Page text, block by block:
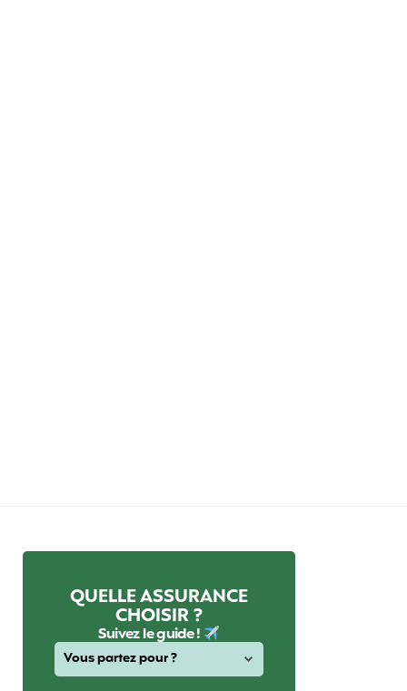
QUELLE ASSURANCE
CHOISIR ?
Suivez le guide !